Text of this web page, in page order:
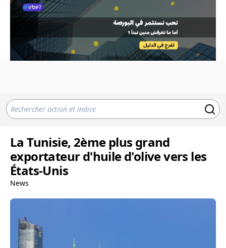
La Tunisie, 2ème plus grand
exportateur d'huile d'olive vers les
États-Unis
News